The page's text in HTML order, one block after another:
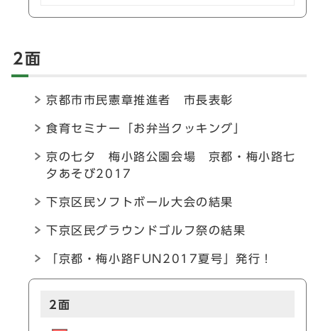
2面
京都市市民憲章推進者 市長表彰
食育セミナー「お弁当クッキング」
京の七夕 梅小路公園会場 京都・梅小路七
夕あそび2017
下京区民ソフトボール大会の結果
下京区民グラウンドゴルフ祭の結果
「京都・梅小路FUN2017夏号」発行！
2面